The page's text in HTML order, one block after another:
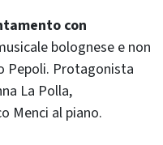
con
bolognese e non
Pepoli. Protagonista
La Polla,
Menci al piano.